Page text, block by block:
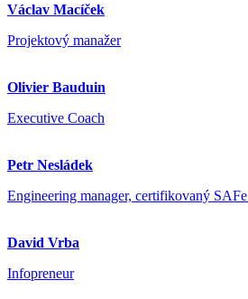
Václav Macíček
Projektový manažer
Olivier Bauduin
Executive Coach
Petr Nesládek
Engineering manager, certifikovaný
David Vrba
Infopreneur